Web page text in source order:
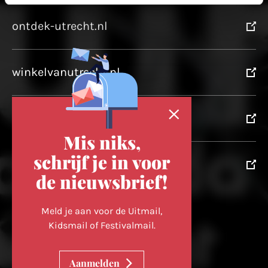
ontdek-utrecht.nl
winkelvanutrecht.nl
utrechtpartners.nl
Volg ons op
Mis niks,
schrijf je in voor
de nieuwsbrief!
Meld je aan voor de Uitmail,
Kidsmail of Festivalmail.
Aanmelden